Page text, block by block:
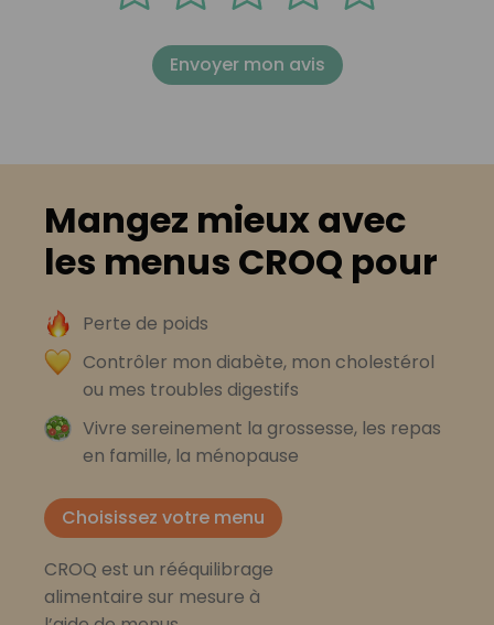
Envoyer mon avis
Mangez mieux avec
les menus CROQ pour
Perte de poids
Contrôler mon diabète, mon cholestérol
ou mes troubles digestifs
Vivre sereinement la grossesse, les repas
en famille, la ménopause
Choisissez votre menu
CROQ est un rééquilibrage
alimentaire sur mesure à